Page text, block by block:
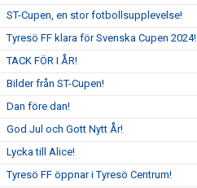
ST-Cupen, en stor fotbollsupplevelse!
Tyresö FF klara för Svenska Cupen 2024!
TACK FÖR I ÅR!
Bilder från ST-Cupen!
Dan före dan!
God Jul och Gott Nytt År!
Lycka till Alice!
Tyresö FF öppnar i Tyresö Centrum!